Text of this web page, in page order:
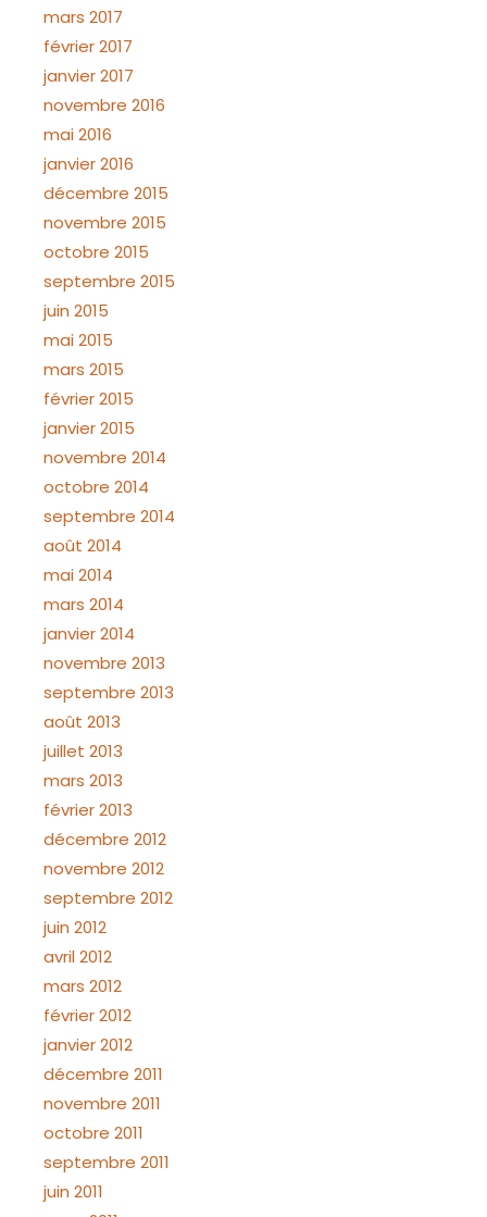
mars 2017
février 2017
janvier 2017
novembre 2016
mai 2016
janvier 2016
décembre 2015
novembre 2015
octobre 2015
septembre 2015
juin 2015
mai 2015
mars 2015
février 2015
janvier 2015
novembre 2014
octobre 2014
septembre 2014
août 2014
mai 2014
mars 2014
janvier 2014
novembre 2013
septembre 2013
août 2013
juillet 2013
mars 2013
février 2013
décembre 2012
novembre 2012
septembre 2012
juin 2012
avril 2012
mars 2012
février 2012
janvier 2012
décembre 2011
novembre 2011
octobre 2011
septembre 2011
juin 2011